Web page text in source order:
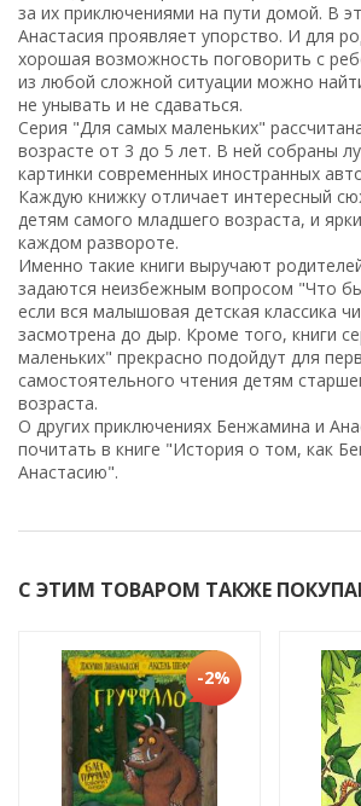
за их приключениями на пути домой. В
Анастасия проявляет упорство. И для
хорошая возможность поговорить с
из любой сложной ситуации можно
не унывать и не сдаваться.
Серия "Для самых маленьких"
возрасте от 3 до 5 лет. В ней собраны
картинки современных иностранных
Каждую книжку отличает интересный
детям самого младшего возраста, и
каждом развороте.
Именно такие книги выручают
задаются неизбежным вопросом "Что
если вся малышовая детская классика
засмотрена до дыр. Кроме того, книги
маленьких" прекрасно подойдут для
самостоятельного чтения детям
возраста.
О других приключениях Бенжамина и
почитать в книге "История о том, как
Анастасию".
С ЭТИМ ТОВАРОМ ТАКЖЕ
-2%